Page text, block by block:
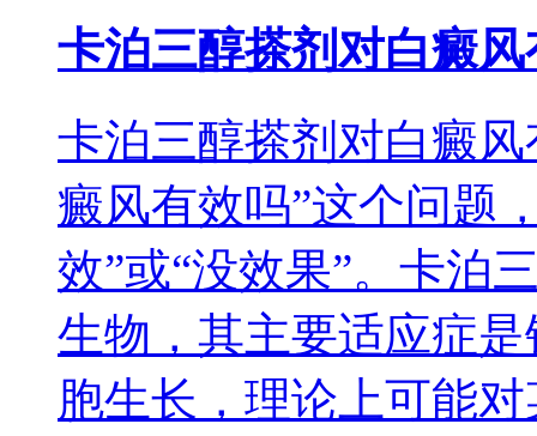
卡泊三醇搽剂对白癜
卡泊三醇搽剂对白癜
癜风有效吗”这个问题
效”或“没效果”。卡泊
生物，其主要适应症
胞生长，理论上可能